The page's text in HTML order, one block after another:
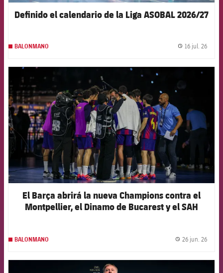
Definido el calendario de la Liga ASOBAL 2026/27
BALONMANO 16 jul. 26
FCB Barcelona badge
El Barça abrirá la nueva Champions contra el
Montpellier, el Dinamo de Bucarest y el SAH
BALONMANO 26 jun. 26
FCB Barcelona badge